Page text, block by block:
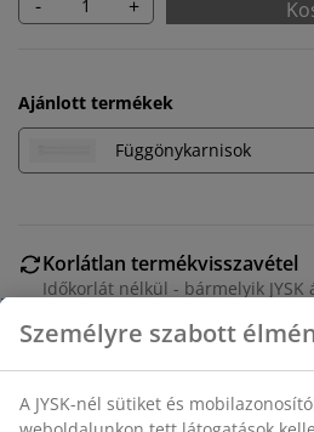
- +
Ajánlott termékek
Függönykarnisok
Korlátlan termékvisszavétel
Időkorlát nélkül - bármelyik JYSK
Árgarancia
30 napos árgarancia minden
Gyors és egyszerű
Személyre szabott
A JYSK-nél sütiket és